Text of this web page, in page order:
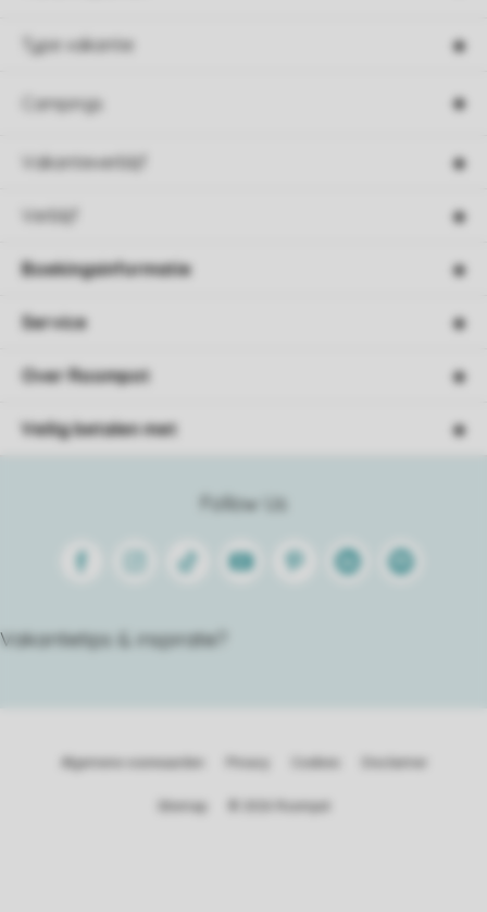
Type vakantie
Campings
Vakantieverblijf
Verblijf
Follow Us
FacebookInstagram
Tiktok Youtube PinterestLinkedinSpotify
Vakantietips & inspiratie?
Boekingsinformatie
Service
Over Roompot
Veilig betalen met